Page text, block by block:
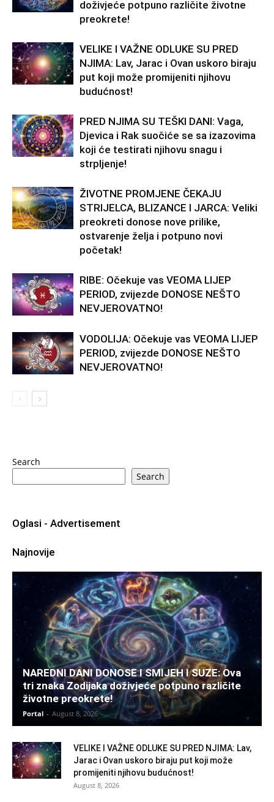
doživjeće potpuno različite životne
preokrete!
VELIKE I VAŽNE ODLUKE SU PRED
NJIMA: Lav, Jarac i Ovan uskoro biraju
put koji može promijeniti njihovu
budućnost!
PRED NJIMA SU TEŠKI DANI: Vaga,
Djevica i Rak suočiće se sa izazovima
koji će testirati njihovu snagu i
strpljenje!
ŽIVOTNE PROMJENE ČEKAJU
STRIJELCA, BLIZANCE I JARCA: Veliki
preokreti donose nove prilike,
ostvarenje želja i potpuno novi
početak!
RIBE: Očekuje vas VEOMA LIJEP
PERIOD, zvijezde DONOSE NEŠTO
NEVJEROVATNO!
VODOLIJA: Očekuje vas VEOMA LIJEP
PERIOD, zvijezde DONOSE NEŠTO
NEVJEROVATNO!
Search
Search
Oglasi - Advertisement
Najnovije
NAREDNI DANI DONOSE I SMIJEH I SUZE: Ova
tri znaka Zodijaka doživjeće potpuno različite
životne preokrete!
Portal - August 8, 2026
VELIKE I VAŽNE ODLUKE SU PRED NJIMA: Lav,
Jarac i Ovan uskoro biraju put koji može
promijeniti njihovu budućnost!
August 8, 2026